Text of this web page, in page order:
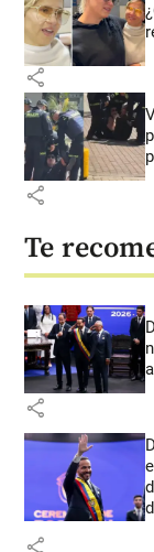
share
share
Te
share
share